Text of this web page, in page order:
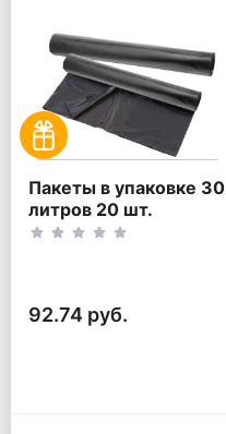
Пакеты в упаковке 30
литров 20 шт.
(20шт*2рул)
92.74 руб.